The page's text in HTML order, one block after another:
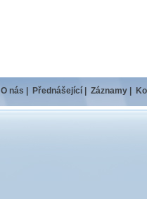
O nás Přednášející Záznamy